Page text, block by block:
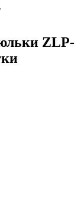
ZLP-